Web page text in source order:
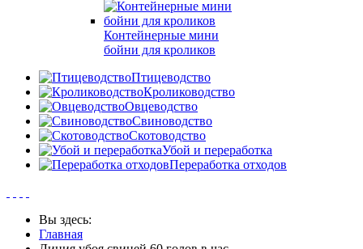
Контейнерные мини
бойни для кроликов
Птицеводство
Кролиководство
Овцеводство
Свиноводство
Скотоводство
Убой и переработка
Переработка отходов
Вы здесь:
Главная